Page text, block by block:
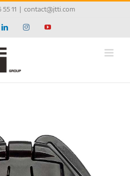
11 contact@jtti.com
LinkedInInstagramYouTube